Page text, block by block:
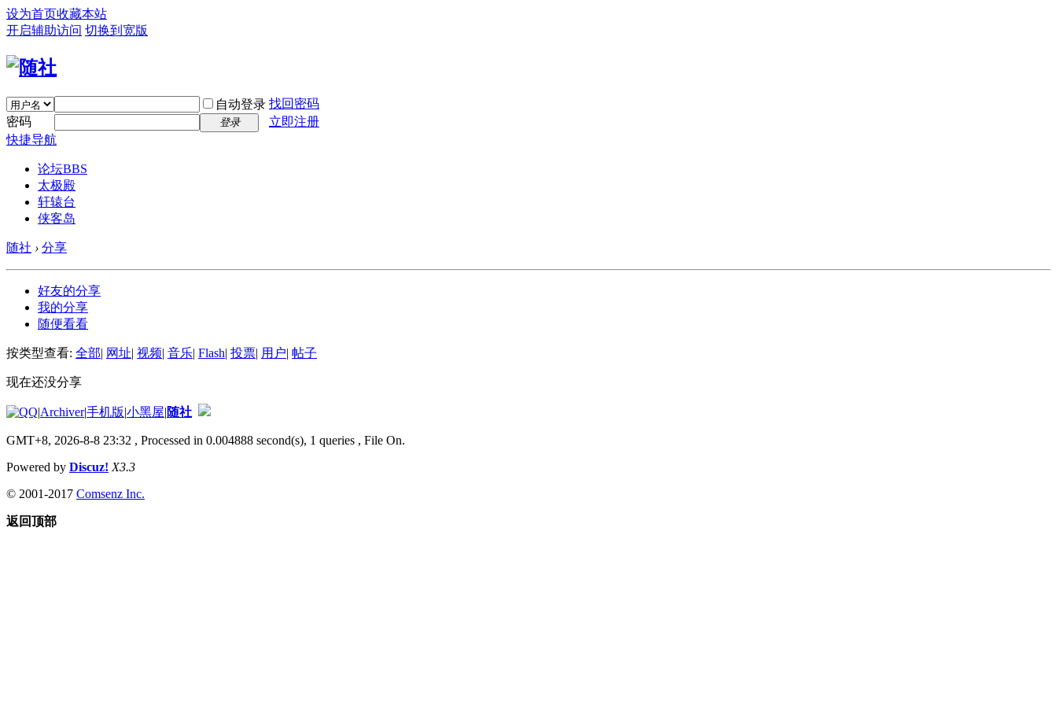
设为首页收藏本站
开启辅助访问 切换到宽版
自动登录 找回密码
密码
登录
立即注册
快捷导航
论坛BBS
太极殿
轩辕台
侠客岛
随社 › 分享
好友的分享
我的分享
随便看看
按类型查看: 全部| 网址| 视频| 音乐| Flash| 投票| 用户| 帖子
现在还没分享
|Archiver|手机版|小黑屋|随社
GMT+8, 2026-8-8 23:32 , Processed in 0.004888 second(s), 1 queries , File On.
Powered by Discuz! X3.3
© 2001-2017 Comsenz Inc.
返回顶部